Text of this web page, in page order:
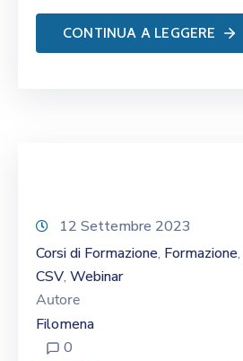
CONTINUA A LEGGERE
12 Settembre 2023
Corsi di Formazione‚ Formazione‚
CSV‚ Webinar
Autore
Filomena
0